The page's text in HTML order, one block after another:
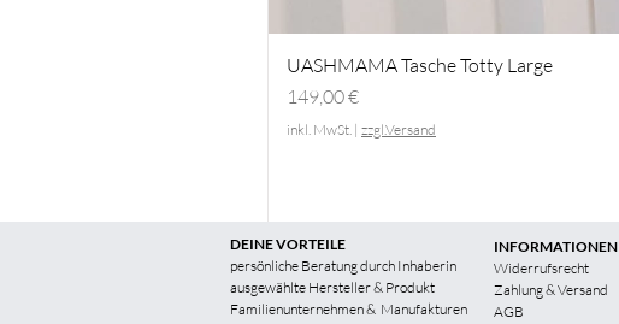
UASHMAMA Tasche Totty Large
Preis
149,00 €
inkl. MwSt. | zzgl.Versand
DEINE VORTEILE
persönliche Beratung durch Inhaberin
ausgewählte Hersteller & Produkt
Familienunternehmen & Manufakturen
INFORMATIONEN
Widerrufsrecht
Zahlung & Versand
AGB